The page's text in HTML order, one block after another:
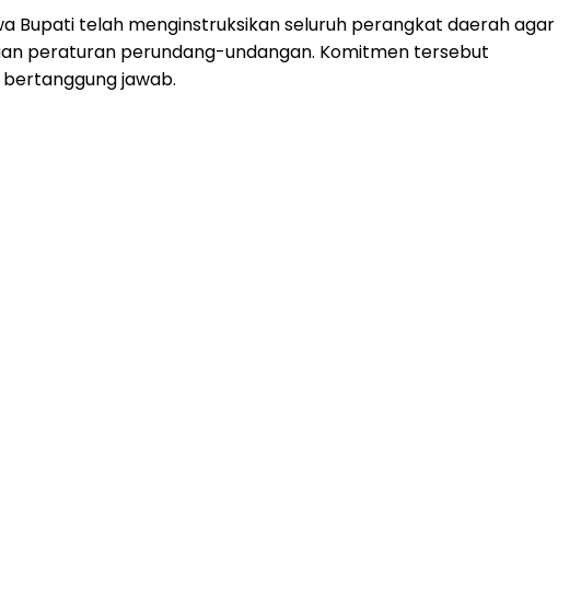
Bupati telah menginstruksikan seluruh perangkat daerah agar
peraturan perundang-undangan. Komitmen tersebut
jawab.